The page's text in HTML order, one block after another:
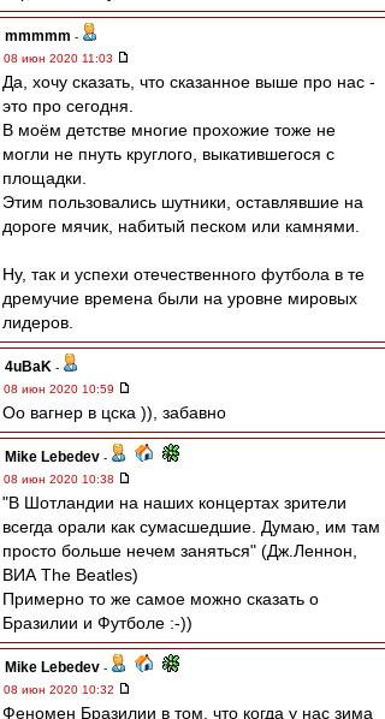
mmmmm -
08 июн 2020 11:03
Да, хочу сказать, что сказанное выше про нас -
это про сегодня.
В моём детстве многие прохожие тоже не
могли не пнуть круглого, выкатившегося с
площадки.
Этим пользовались шутники, оставлявшие на
дороге мячик, набитый песком или камнями.
Ну, так и успехи отечественного футбола в те
дремучие времена были на уровне мировых
лидеров.
4uBaK -
08 июн 2020 10:59
Оо вагнер в цска )), забавно
Mike Lebedev -
08 июн 2020 10:38
"В Шотландии на наших концертах зрители
всегда орали как сумасшедшие. Думаю, им там
просто больше нечем заняться" (Дж.Леннон,
ВИА The Beatles)
Примерно то же самое можно сказать о
Бразилии и Футболе :-))
Mike Lebedev -
08 июн 2020 10:32
Феномен Бразилии в том, что когда у нас зима